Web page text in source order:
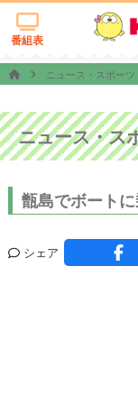
番組表
ニュース・スポーツ
ニュース・ス
甑島でボート
シェア